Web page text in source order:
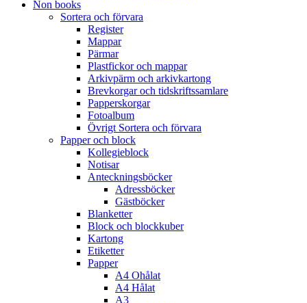
Non books
Sortera och förvara
Register
Mappar
Pärmar
Plastfickor och mappar
Arkivpärm och arkivkartong
Brevkorgar och tidskriftssamlare
Papperskorgar
Fotoalbum
Övrigt Sortera och förvara
Papper och block
Kollegieblock
Notisar
Anteckningsböcker
Adressböcker
Gästböcker
Blanketter
Block och blockkuber
Kartong
Etiketter
Papper
A4 Ohålat
A4 Hålat
A3